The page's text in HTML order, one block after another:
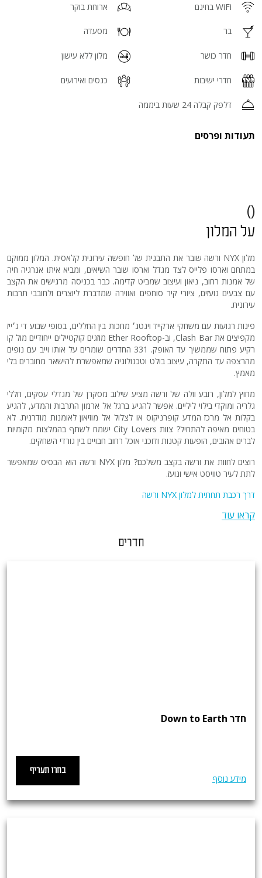
WiFi בחינם ארוחת בוקר
בר מסעדה
חדר כושר מלון ללא עישון
חדרי ישיבות כנסים ואירועים
דלפק קבלה 24 שעות ביממה
תעודות ופרסים
()
על המלון
מלון NYX ורשה שובר את התבנית של חופשה עירונית קלאסית. המלון ממוקם
במתחם וארסו פלייס לצד מגדל וארסו שובר השיאים, ומביא איתו אנרגיה חיה
של אמנות רחוב, ניאון ועיצוב שמביט קדימה. כבר בכניסה מרגישים את הקצב
עם צבעים נועזים, ציורי קיר סוחפים ואווירה שמדברת ליוצרים ולחובבי תרבות
עירונית.
פינות רגועות עם משחקי ארקייד וינטג׳ מחכות בין החללים, בסופי שבוע די ג׳ייז
מקפיצים את Clash Bar, וב-Ether Rooftop מוזגים קוקטיילים ייחודיים מול קו
רקיע פתוח שממשיך עד האופק. 331 החדרים שומרים על אותו וייב עם נופים
מהרצפה עד התקרה, עיצוב בולט וטכנולוגיה שמאפשרת להישאר מחוברים בלי
מאמץ.
מחוץ למלון, רובע וולה של ורשה מציע שילוב מסקרן של מגדלי עסקים, חללי
גלריה ומוקדי בילוי ליליים. אפשר להגיע ברגל אל ארמון התרבות והמדע, להגיע
בקלות אל מרכז המדע קופרניקוס או לצלול אל מוזיאון לאומנות מודרנית. לא
בטוחים מאיפה להתחיל? צוות City Lovers ישמח לשתף בהמלצות מקומיות
לברים אהובים, הופעות קטנות ודוכני אוכל רחוב חבויים בין גורדי השחקים.
רוצים לחוות את ורשה בקצב משלכם? מלון NYX ורשה הוא הבסיס שמאפשר
לתת לעיר טוויסט אישי ונועז.
דרך רכבת תחתית למלון NYX ורשה
קראו עוד
חדרים
חדר Down to Earth
מידע נוסף
בחרו תעריף